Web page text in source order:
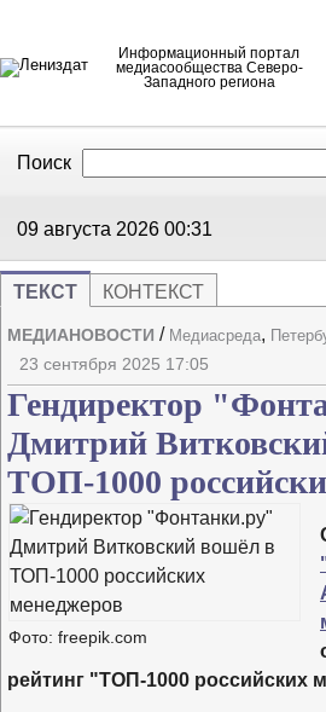
Информационный портал
медиасообщества Северо-
Западного региона
Поиск
09 августа 2026 00:31
ТЕКСТ КОНТЕКСТ
МЕДИАНОВОСТИ / Медиасреда,
23 сентября 2025 17:05
Гендиректор
Дмитрий
ТОП-1000
Фото: freepik.com
рейтинг "ТОП-1000 российских